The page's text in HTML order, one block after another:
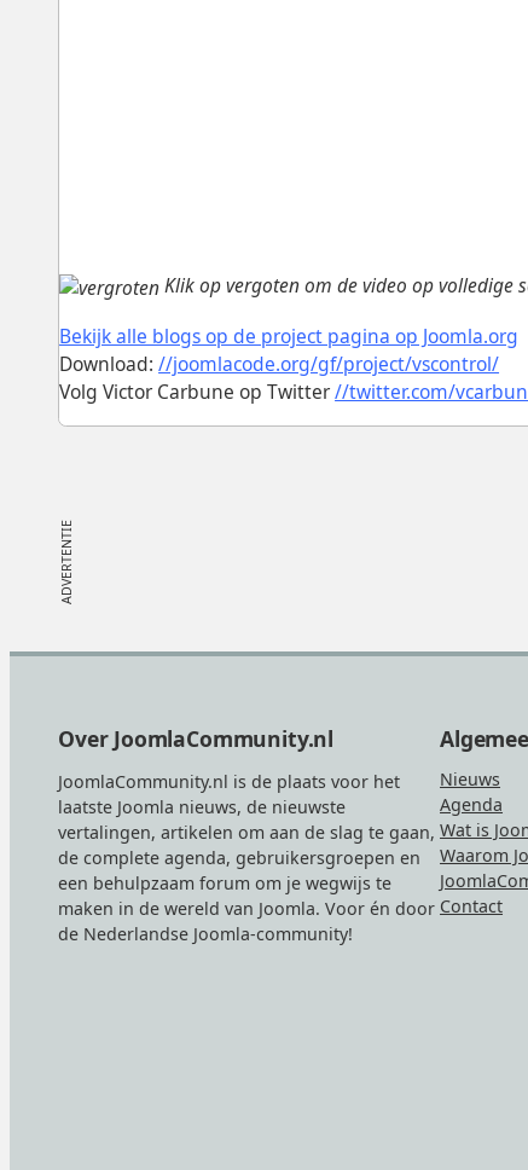
Klik op vergoten om de video op volledige
Bekijk alle blogs op de project pagina op Joomla.org
Download://joomlacode.org/gf/project/vscontrol/
Volg Victor Carbune op Twitter//twitter.com/
Over JoomlaCommunity.nl
JoomlaCommunity.nl is de plaats voor het
laatste Joomla nieuws, de nieuwste
vertalingen, artikelen om aan de slag te gaan,
de complete agenda, gebruikersgroepen en
een behulpzaam forum om je wegwijs te
maken in de wereld van Joomla. Voor én door
de Nederlandse Joomla-community!
Nieuws
Agenda
Wat is
Waarom
Contact